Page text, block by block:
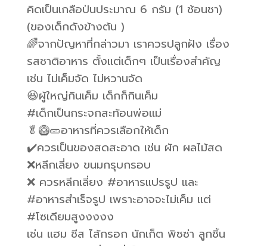
คิดเป็นเกลือป่นประมาณ 6 กรัม (1 ช้อนชา)
(ของเด็กดังข้างต้น )
🌈จากปัญหาที่กล่าวมา เราควรปลูกฝัง เรื่อง
รสชาติอาหาร ตั้งแต่เด็กๆ เป็นเรื่องสำคัญ
เช่น ไม่เค็มจัด ไม่หวานจัด
😆ผู้ใหญ่กินเค็ม เด็กก็กินเค็ม
#เด็กเป็นกระจกสะท้อนพ่อแม่
🥬🥝🥒อาหารที่ควรเลือกให้เด็ก
✔️ควรเป็นของสดสะอาด เช่น ผัก ผลไม้สด
❌หลีกเลี่ยง ขนมกรุบกรอบ
❌ ควรหลีกเลี่ยง #อาหารแปรรูป และ
#อาหารสำเร็จรูป เพราะอาจจะไม่เค็ม แต่
#โซเดียมสูงงงงง
เช่น แฮม ชีส ไส้กรอก นักเก็ต พิซซ่า ลูกชิ้น